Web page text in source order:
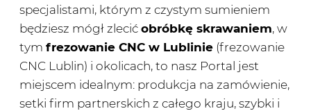
specjalistami, którym z czystym sumieniem
będziesz mógł zlecić obróbkę skrawaniem, w
tym frezowanie CNC w Lublinie (frezowanie
CNC Lublin) i okolicach, to nasz Portal jest
miejscem idealnym: produkcja na zamówienie,
setki firm partnerskich z całego kraju, szybki i